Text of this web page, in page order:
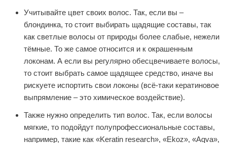
Учитывайте цвет своих волос. Так, если вы –
блондинка, то стоит выбирать щадящие составы, так
как светлые волосы от природы более слабые, нежели
тёмные. То же самое относится и к окрашенным
локонам. А если вы регулярно обесцвечиваете волосы,
то стоит выбрать самое щадящее средство, иначе вы
рискуете испортить свои локоны (всё-таки кератиновое
выпрямление – это химическое воздействие).
Также нужно определить тип волос. Так, если волосы
мягкие, то подойдут полупрофессиональные составы,
например, такие как «Keratin research», «Ekoz», «Aqva»,